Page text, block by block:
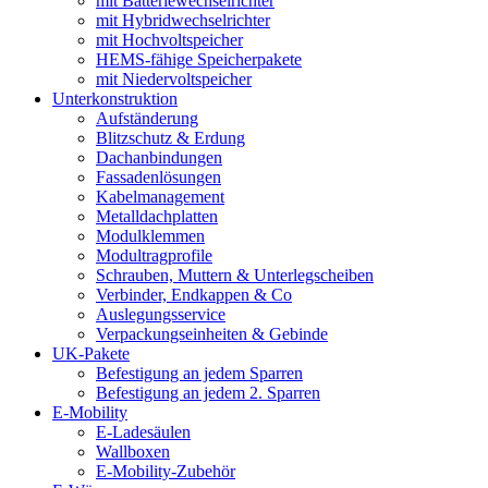
mit Hybridwechselrichter
mit Hochvoltspeicher
HEMS-fähige Speicherpakete
mit Niedervoltspeicher
Unterkonstruktion
Aufständerung
Blitzschutz & Erdung
Dachanbindungen
Fassadenlösungen
Kabelmanagement
Metalldachplatten
Modulklemmen
Modultragprofile
Schrauben, Muttern & Unterlegscheiben
Verbinder, Endkappen & Co
Auslegungsservice
Verpackungseinheiten & Gebinde
UK-Pakete
Befestigung an jedem Sparren
Befestigung an jedem 2. Sparren
E-Mobility
E-Ladesäulen
Wallboxen
E-Mobility-Zubehör